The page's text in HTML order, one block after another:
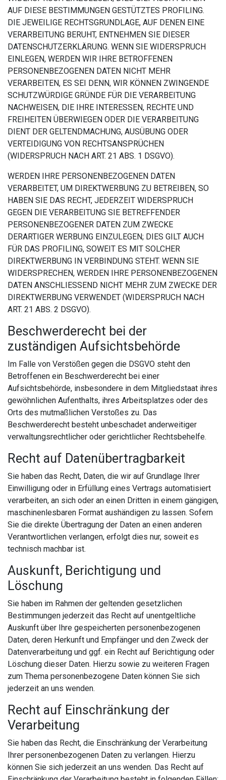
AUF DIESE BESTIMMUNGEN GESTÜTZTES PROFILING.
DIE JEWEILIGE RECHTSGRUNDLAGE, AUF DENEN EINE
VERARBEITUNG BERUHT, ENTNEHMEN SIE DIESER
DATENSCHUTZERKLÄRUNG. WENN SIE WIDERSPRUCH
EINLEGEN, WERDEN WIR IHRE BETROFFENEN
PERSONENBEZOGENEN DATEN NICHT MEHR
VERARBEITEN, ES SEI DENN, WIR KÖNNEN ZWINGENDE
SCHUTZWÜRDIGE GRÜNDE FÜR DIE VERARBEITUNG
NACHWEISEN, DIE IHRE INTERESSEN, RECHTE UND
FREIHEITEN ÜBERWIEGEN ODER DIE VERARBEITUNG
DIENT DER GELTENDMACHUNG, AUSÜBUNG ODER
VERTEIDIGUNG VON RECHTSANSPRÜCHEN
(WIDERSPRUCH NACH ART. 21 ABS. 1 DSGVO).
WERDEN IHRE PERSONENBEZOGENEN DATEN
VERARBEITET, UM DIREKTWERBUNG ZU BETREIBEN, SO
HABEN SIE DAS RECHT, JEDERZEIT WIDERSPRUCH
GEGEN DIE VERARBEITUNG SIE BETREFFENDER
PERSONENBEZOGENER DATEN ZUM ZWECKE
DERARTIGER WERBUNG EINZULEGEN; DIES GILT AUCH
FÜR DAS PROFILING, SOWEIT ES MIT SOLCHER
DIREKTWERBUNG IN VERBINDUNG STEHT. WENN SIE
WIDERSPRECHEN, WERDEN IHRE PERSONENBEZOGENEN
DATEN ANSCHLIESSEND NICHT MEHR ZUM ZWECKE DER
DIREKTWERBUNG VERWENDET (WIDERSPRUCH NACH
ART. 21 ABS. 2 DSGVO).
Beschwerde­recht bei der
zuständigen Aufsichts­behörde
Im Falle von Verstößen gegen die DSGVO steht den
Betroffenen ein Beschwerderecht bei einer
Aufsichtsbehörde, insbesondere in dem Mitgliedstaat ihres
gewöhnlichen Aufenthalts, ihres Arbeitsplatzes oder des
Orts des mutmaßlichen Verstoßes zu. Das
Beschwerderecht besteht unbeschadet anderweitiger
verwaltungsrechtlicher oder gerichtlicher Rechtsbehelfe.
Recht auf Daten­übertrag­barkeit
Sie haben das Recht, Daten, die wir auf Grundlage Ihrer
Einwilligung oder in Erfüllung eines Vertrags automatisiert
verarbeiten, an sich oder an einen Dritten in einem gängigen,
maschinenlesbaren Format aushändigen zu lassen. Sofern
Sie die direkte Übertragung der Daten an einen anderen
Verantwortlichen verlangen, erfolgt dies nur, soweit es
technisch machbar ist.
Auskunft, Berichtigung und
Löschung
Sie haben im Rahmen der geltenden gesetzlichen
Bestimmungen jederzeit das Recht auf unentgeltliche
Auskunft über Ihre gespeicherten personenbezogenen
Daten, deren Herkunft und Empfänger und den Zweck der
Datenverarbeitung und ggf. ein Recht auf Berichtigung oder
Löschung dieser Daten. Hierzu sowie zu weiteren Fragen
zum Thema personenbezogene Daten können Sie sich
jederzeit an uns wenden.
Recht auf Einschränkung der
Verarbeitung
Sie haben das Recht, die Einschränkung der Verarbeitung
Ihrer personenbezogenen Daten zu verlangen. Hierzu
können Sie sich jederzeit an uns wenden. Das Recht auf